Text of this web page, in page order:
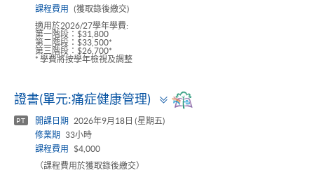
課程費用
(獲取錄後繳交)
適用於2026/27學年學費:
第一階段：$31,800
第二階段：$33,500*
第三階段：$26,700*
* 學費將按學年檢視及調整
證書(單元:痛症健康管理)
Toggle
panel
PT 開課日期
2026年9月18日 (星期五)
修業期
33小時
課程費用
$4,000
（課程費用於獲取錄後繳交）